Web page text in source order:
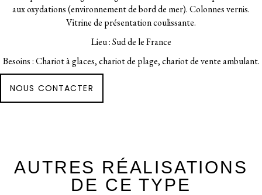
aux oxydations (environnement de bord de mer). Colonnes vernis.
Vitrine de présentation coulissante.
Lieu : Sud de le France
Besoins : Chariot à glaces, chariot de plage, chariot de vente ambulant.
NOUS CONTACTER
AUTRES RÉALISATIONS
DE CE TYPE